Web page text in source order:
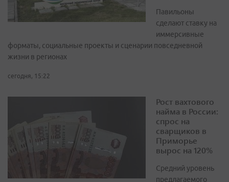
Павильоны
сделают ставку на
иммерсивные
форматы, социальные проекты и сценарии повседневной
жизни в регионах
сегодня, 15:22
Рост вахтового
найма в России:
спрос на
сварщиков в
Приморье
вырос на 120%
Средний уровень
предлагаемого